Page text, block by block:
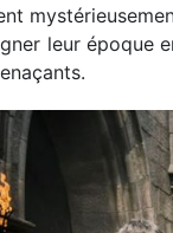
leur époque